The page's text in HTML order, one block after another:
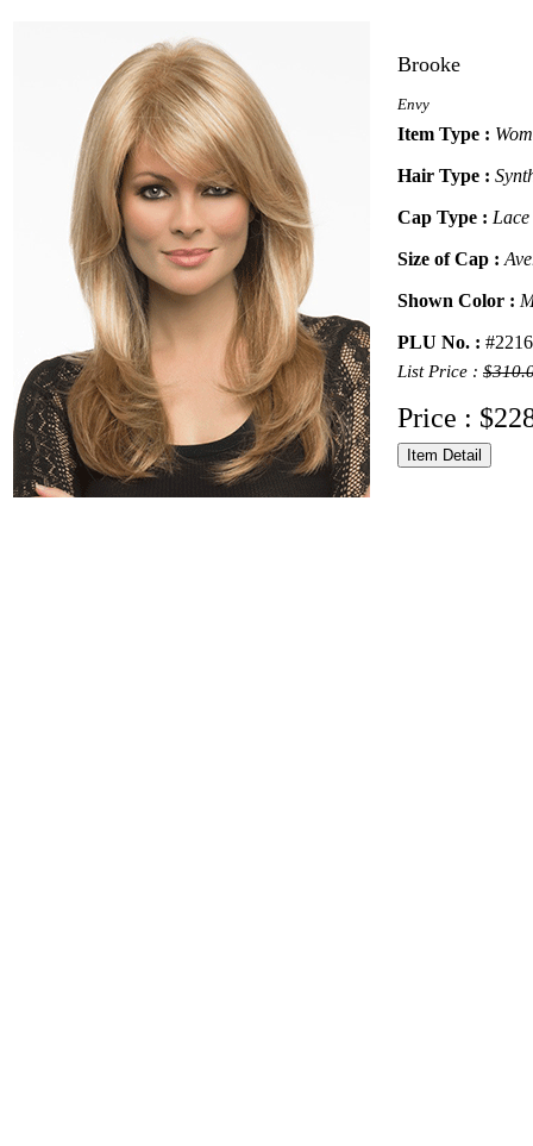
Brooke
Envy
Item Type :
Hair Type :
Cap Type :
Size of Cap :
Shown Color :
PLU No. :
List Price :
Price :